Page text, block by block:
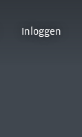
Inloggen